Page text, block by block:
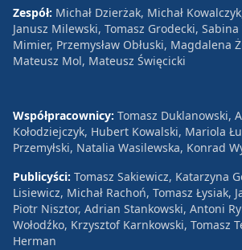
Zespół: Michał Dzierżak, Michał
Janusz Milewski, Tomasz Grodecki,
Mimier, Przemysław Obłuski, Magdalena
Mateusz Mol, Mateusz Święcicki
Współpracownicy: Tomasz Duklanowski,
Kołodziejczyk, Hubert Kowalski, Mariola
Przemyłski, Natalia Wasilewska, Konrad
Publicyści: Tomasz Sakiewicz, Katarzyna
Lisiewicz, Michał Rachoń, Tomasz Łysiak,
Piotr Nisztor, Adrian Stankowski, Antoni
Wołodźko, Krzysztof Karnkowski, Tomasz
Herman